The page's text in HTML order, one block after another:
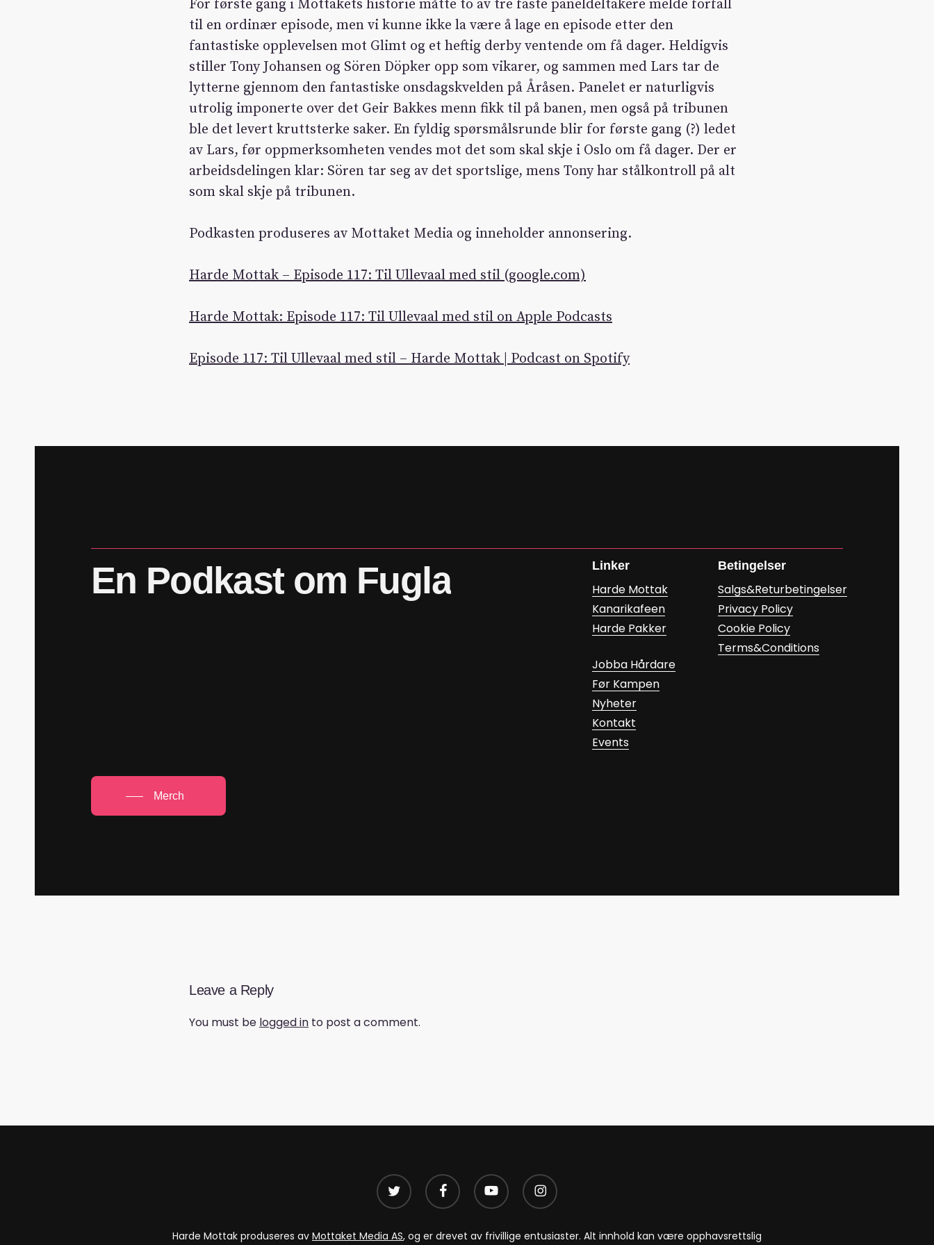
For første gang i Mottakets historie måtte to av tre faste paneldeltakere melde forfall
til en ordinær episode, men vi kunne ikke la være å lage en episode etter den
fantastiske opplevelsen mot Glimt og et heftig derby ventende om få dager. Heldigvis
stiller Tony Johansen og Sören Döpker opp som vikarer, og sammen med Lars tar de
lytterne gjennom den fantastiske onsdagskvelden på Åråsen. Panelet er naturligvis
utrolig imponerte over det Geir Bakkes menn fikk til på banen, men også på tribunen
ble det levert kruttsterke saker. En fyldig spørsmålsrunde blir for første gang (?) ledet
av Lars, før oppmerksomheten vendes mot det som skal skje i Oslo om få dager. Der er
arbeidsdelingen klar: Sören tar seg av det sportslige, mens Tony har stålkontroll på alt
som skal skje på tribunen.
Podkasten produseres av Mottaket Media og inneholder annonsering.
Harde Mottak – Episode 117: Til Ullevaal med stil (google.com)
Harde Mottak: Episode 117: Til Ullevaal med stil on Apple Podcasts
Episode 117: Til Ullevaal med stil – Harde Mottak | Podcast on Spotify
En Podkast om Fugla Linker
Harde Mottak
Kanarikafeen
Harde Pakker
Jobba Hårdare
Før Kampen
Nyheter
Kontakt
Events
Betingelser
Salgs&Returbetingelser
Privacy Policy
Cookie Policy
Terms&Conditions
Merch
Leave a Reply
You must be logged in to post a comment.
twitter facebook youtube instagram
Harde Mottak produseres av Mottaket Media AS, og er drevet av frivillige entusiaster. Alt innhold kan være opphavsrettslig